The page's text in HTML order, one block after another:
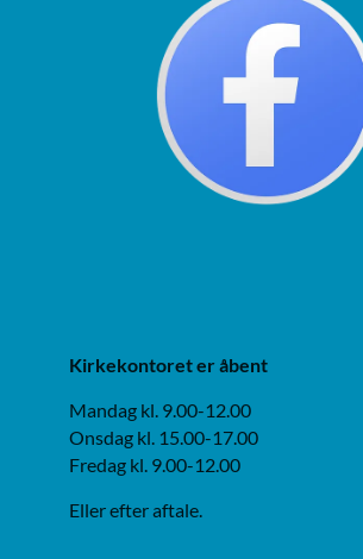
Kirkekontoret er åbent
Mandag kl. 9.00-12.00
Onsdag kl. 15.00-17.00
Fredag kl. 9.00-12.00
Eller efter aftale.